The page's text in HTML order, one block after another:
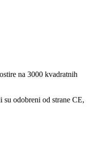
na 3000 kvadratnih
odobreni od strane CE,